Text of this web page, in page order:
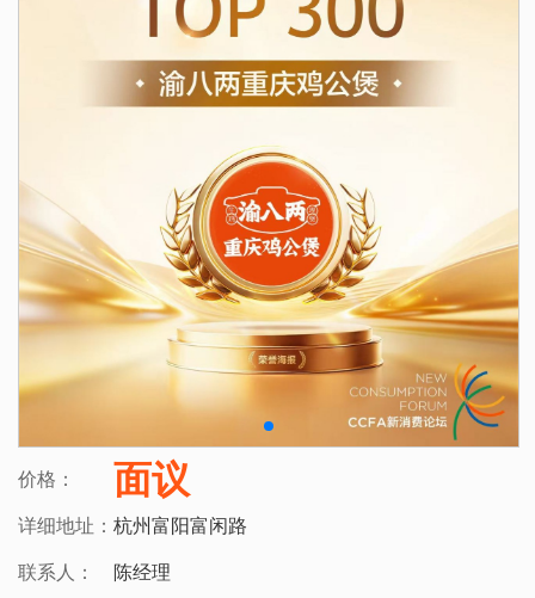
价格： 面议
详细地址： 杭州富阳富闲路
联系人： 陈经理